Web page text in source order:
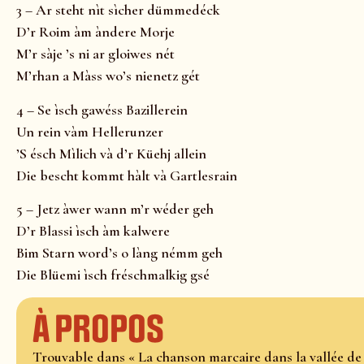
3 – Ar steht nìt sìcher dümmedéck
D’r Roim àm àndere Morje
M’r sàje ’s ni ar gloiwes nét
M’rhan a Màss wo’s nienetz gét
4 – Se ìsch gawéss Bazillerein
Un rein vàm Hellerunzer
’S ésch Mìlich và d’r Küehj allein
Die bescht kommt hàlt và Gartlesrain
5 – Jetz àwer wann m’r wéder geh
D’r Blassi ìsch àm kalwere
Bim Starn word’s o làng némm geh
Die Blüemi ìsch fréschmalkig gsé
À propos
Trouvable dans « La chanson marcaire dans la vallée